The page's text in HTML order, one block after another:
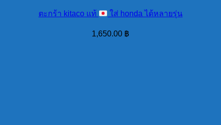
ตะกร้า kitaco แท้ ใส่ honda ได้หลายรุ่น
1,650.00 ฿